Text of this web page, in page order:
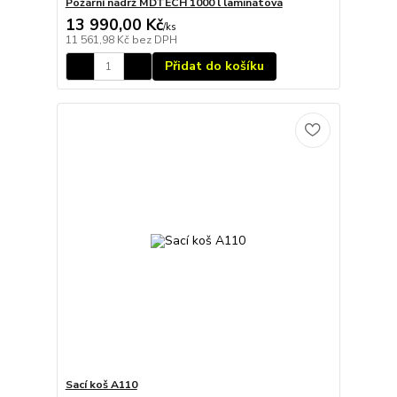
Požární nádrž MDTECH 1000 l laminátová
13 990,00 Kč/ks
11 561,98 Kč bez DPH
Přidat do košíku
Sací koš A110